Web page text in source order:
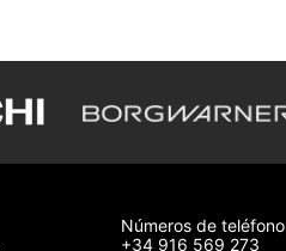
Números de teléfono
+34 916 569 273